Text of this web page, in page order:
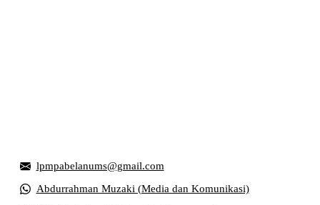
lpmpabelanums@gmail.com
Abdurrahman Muzaki (Media dan Komunikasi)